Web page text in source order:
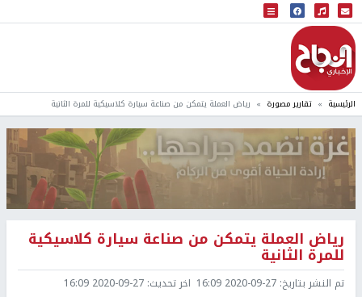
البث المباشر
إذاعة النجاح
الرئيسية تقارير مصورة رياض العملة يتمكن من صناعة سيارة كلاسيكية للمرة الثانية
رياض العملة يتمكن من صناعة سيارة كلاسيكية
للمرة الثانية
تم النشر بتاريخ: 2020-09-27 16:09 اخر تحديث: 2020-09-27 16:09